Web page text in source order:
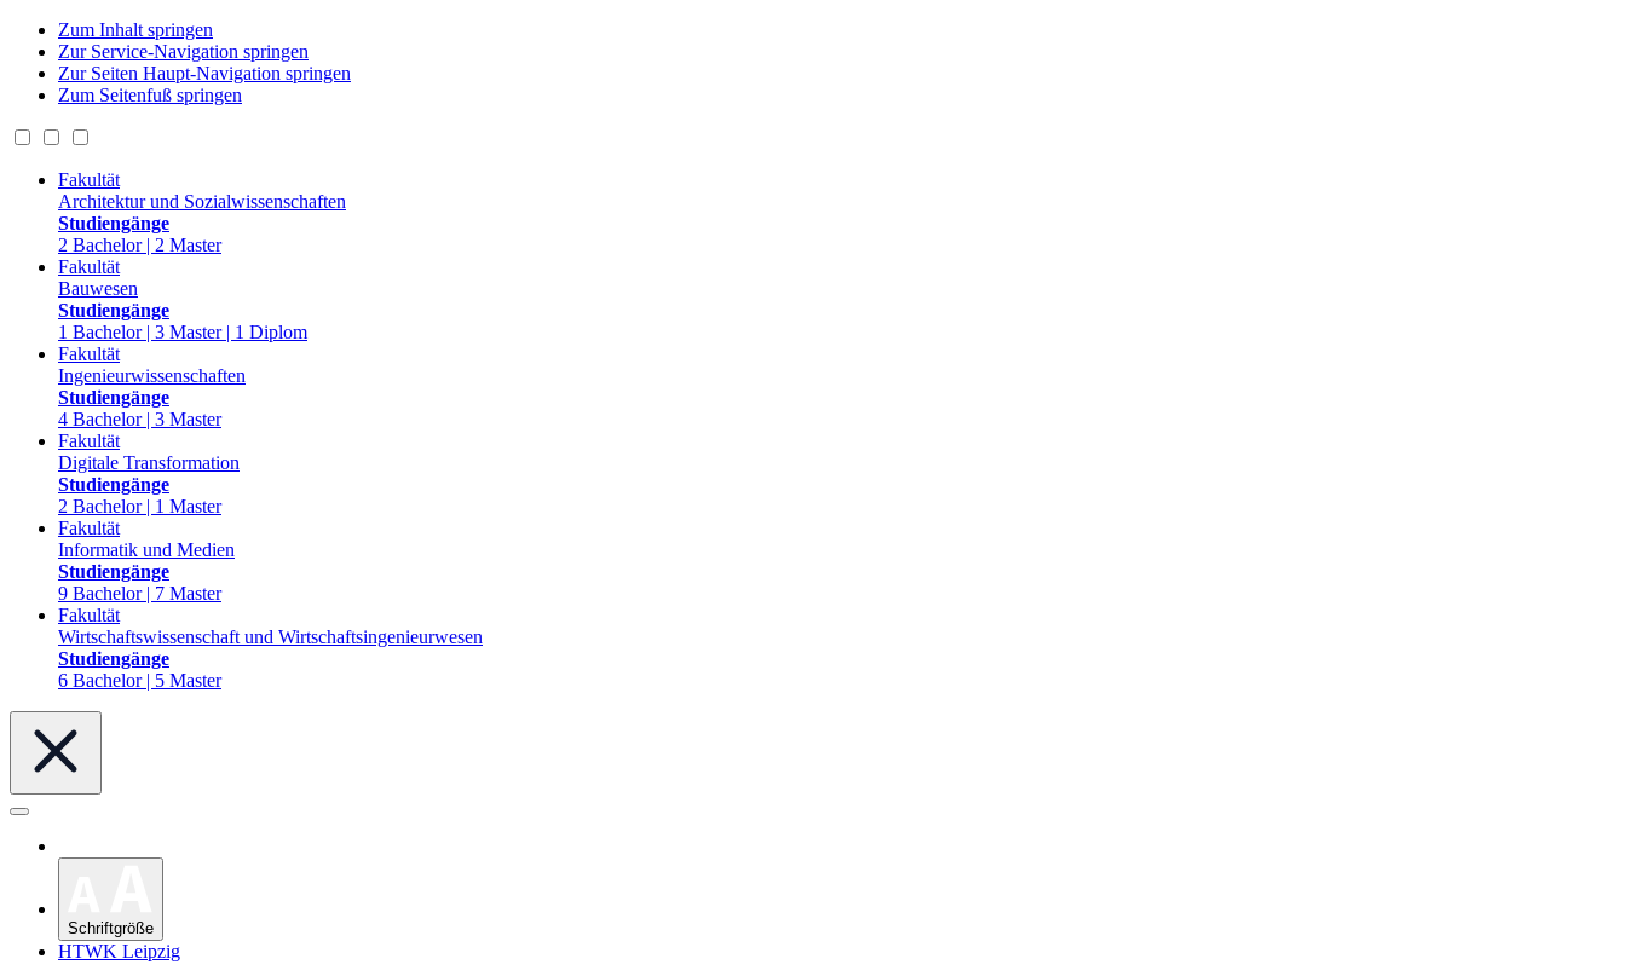
Zum Inhalt springen
Zur Service-Navigation springen
Zur Seiten Haupt-Navigation springen
Zum Seitenfuß springen
Fakultät
Architektur und Sozialwissenschaften
Studiengänge
2 Bachelor | 2 Master
Fakultät
Bauwesen
Studiengänge
1 Bachelor | 3 Master | 1 Diplom
Fakultät
Ingenieurwissenschaften
Studiengänge
4 Bachelor | 3 Master
Fakultät
Digitale Transformation
Studiengänge
2 Bachelor | 1 Master
Fakultät
Informatik und Medien
Studiengänge
9 Bachelor | 7 Master
Fakultät
Wirtschaftswissenschaft und Wirtschaftsingenieurwesen
Studiengänge
6 Bachelor | 5 Master
Schriftgröße
HTWK Leipzig